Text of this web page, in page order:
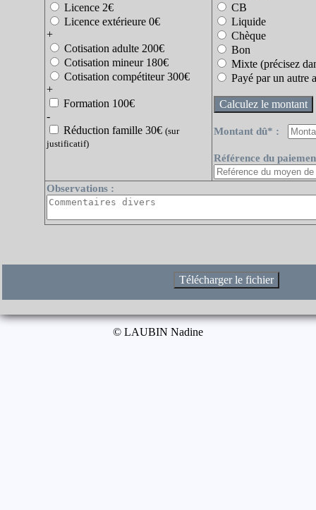
Licence 2€
Licence extérieure 0€
+
Cotisation adulte 200€
Cotisation mineur 180€
Cotisation compétiteur 300€
+
Formation 100€
-
Réduction famille 30€ (sur
justificatif)
CB
Liquide
Chèque
Bon
Mixte (précisez
Payé par un autre
Montant dû* :
Référence du
Observations :
© LAUBIN Nadine